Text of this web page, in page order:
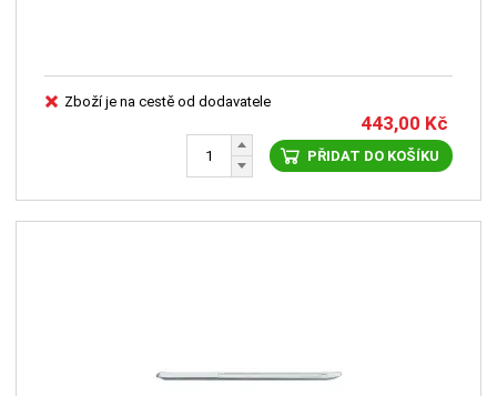
Zboží je na cestě od dodavatele
443,00 Kč
PŘIDAT DO KOŠÍKU